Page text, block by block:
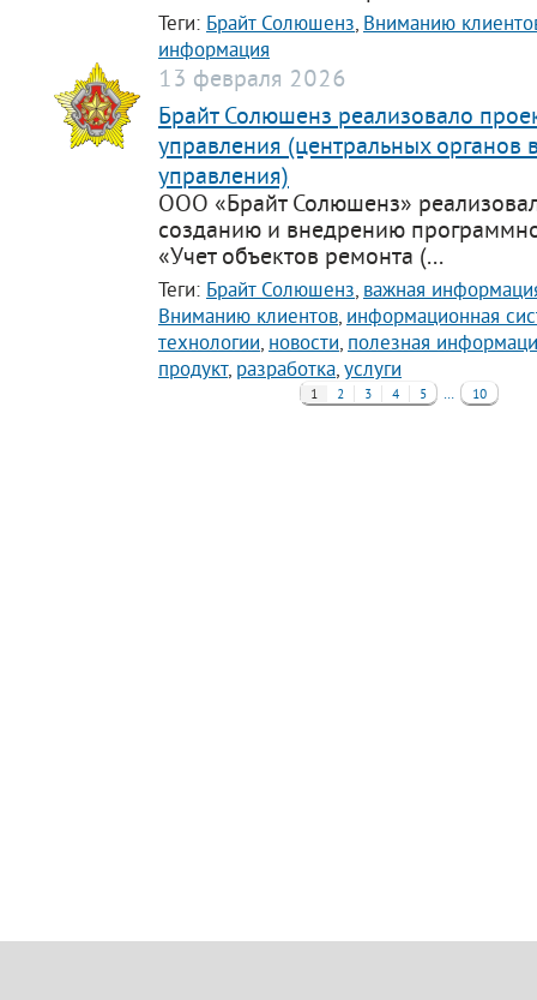
Теги: Брайт Солюшенз, Вниманию
информация
13 февраля 2026
Брайт Солюшенз реализовало
управления (центральных органов
управления)
ООО «Брайт Солюшенз»
созданию и внедрению
«Учет объектов ремонта (...
Теги: Брайт Солюшенз, важная
Вниманию клиентов, информационная
технологии, новости, полезная
продукт, разработка,услуги
1 2 3 4 5 … 10